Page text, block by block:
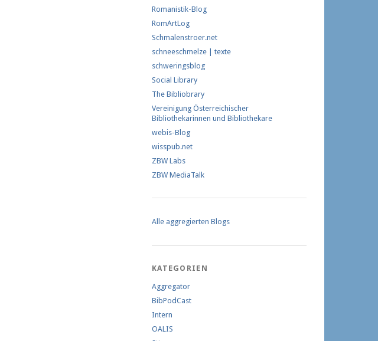
Romanistik-Blog
RomArtLog
Schmalenstroer.net
schneeschmelze | texte
schweringsblog
Social Library
The Bibliobrary
Vereinigung Österreichischer
Bibliothekarinnen und Bibliothekare
webis-Blog
wisspub.net
ZBW Labs
ZBW MediaTalk
Alle aggregierten Blogs
KATEGORIEN
Aggregator
BibPodCast
Intern
OALIS